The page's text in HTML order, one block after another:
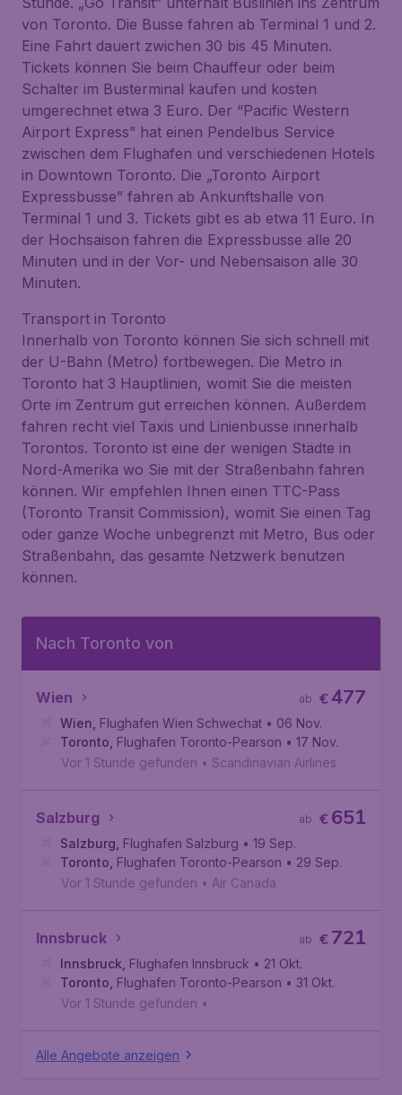
von Toronto. Die Busse fahren ab Terminal 1 und 2.
Eine Fahrt dauert zwichen 30 bis 45 Minuten.
Tickets können Sie beim Chauffeur oder beim
Schalter im Busterminal kaufen und kosten
umgerechnet etwa 3 Euro. Der “Pacific Western
Airport Express” hat einen Pendelbus Service
zwischen dem Flughafen und verschiedenen Hotels
in Downtown Toronto. Die „Toronto Airport
Expressbusse” fahren ab Ankunftshalle von
Terminal 1 und 3. Tickets gibt es ab etwa 11 Euro. In
der Hochsaison fahren die Expressbusse alle 20
Minuten und in der Vor- und Nebensaison alle 30
Minuten.
Transport in Toronto
Innerhalb von Toronto können Sie sich schnell mit
der U-Bahn (Metro) fortbewegen. Die Metro in
Toronto hat 3 Hauptlinien, womit Sie die meisten
Orte im Zentrum gut erreichen können. Außerdem
fahren recht viel Taxis und Linienbusse innerhalb
Torontos. Toronto ist eine der wenigen Städte in
Nord-Amerika wo Sie mit der Straßenbahn fahren
können. Wir empfehlen Ihnen einen TTC-Pass
(Toronto Transit Commission), womit Sie einen Tag
oder ganze Woche unbegrenzt mit Metro, Bus oder
Straßenbahn, das gesamte Netzwerk benutzen
können.
Nach Toronto von
Wien €477
ab
Wien Flughafen Wien Schwechat • 06 Nov.
Toronto Flughafen Toronto-Pearson • 17 Nov.
Vor 1 Stunde gefunden • Scandinavian Airlines
Salzburg €651
ab
Salzburg Flughafen Salzburg • 19 Sep.
Toronto Flughafen Toronto-Pearson • 29 Sep.
Vor 1 Stunde gefunden • Air Canada
Innsbruck €721
ab
Innsbruck Flughafen Innsbruck • 21 Okt.
Toronto Flughafen Toronto-Pearson • 31 Okt.
Vor 1 Stunde gefunden •
Alle Angebote anzeigen